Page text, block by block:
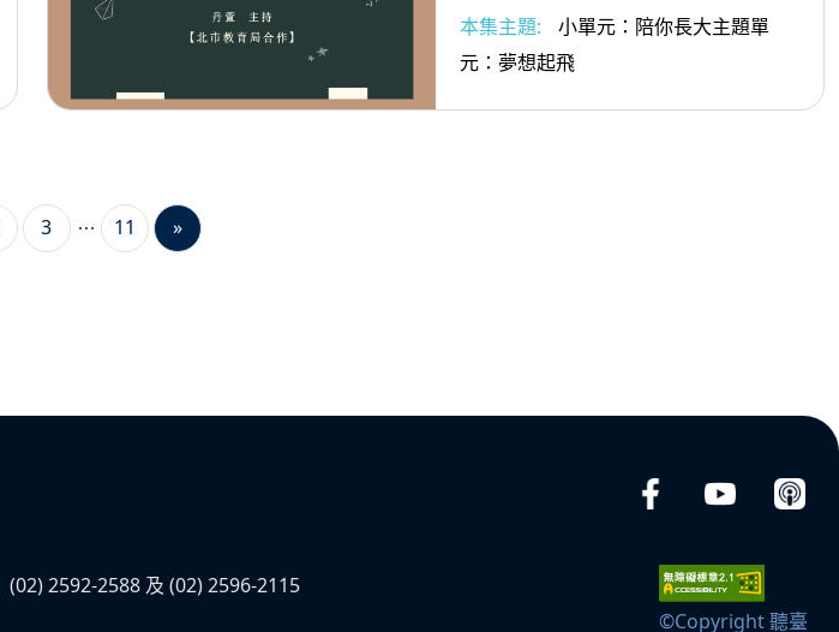
本集主題:
小單元：陪你長大主題單
元：夢想起飛
3 11 »
(02) 2592-2588 及 (02) 2596-2115
©Copyright 聽臺